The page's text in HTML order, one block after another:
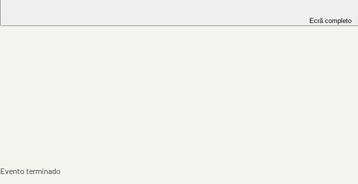
Ecrã completo
Evento terminado